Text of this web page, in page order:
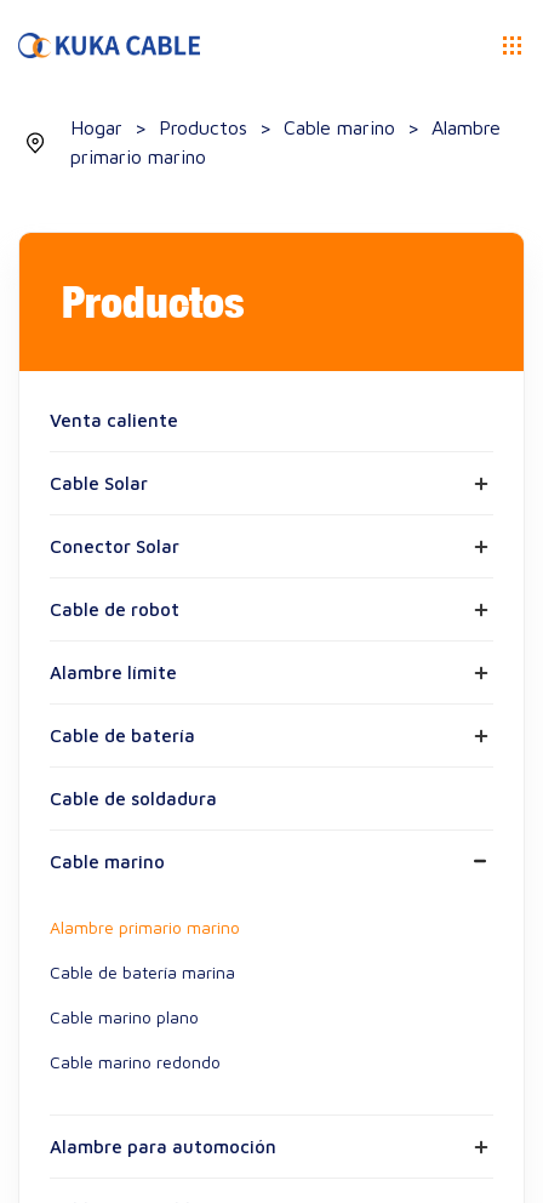
Hogar > Productos > Cable marino > Alambre
primario marino
Productos
Venta caliente
Cable Solar
Conector Solar
Cable de robot
Alambre límite
Cable de batería
Cable de soldadura
Cable marino
Alambre primario marino
Cable de batería marina
Cable marino plano
Cable marino redondo
Alambre para automoción